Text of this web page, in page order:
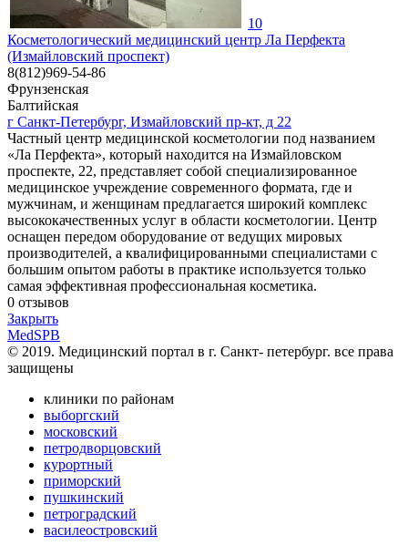
10
Косметологический медицинский центр Ла Перфекта
(Измайловский проспект)
8(812)969-54-86
Фрунзенская
Балтийская
г Санкт-Петербург, Измайловский пр-кт, д 22
Частный центр медицинской косметологии под названием
«Ла Перфекта», который находится на Измайловском
проспекте, 22, представляет собой специализированное
медицинское учреждение современного формата, где и
мужчинам, и женщинам предлагается широкий комплекс
высококачественных услуг в области косметологии. Центр
оснащен передом оборудование от ведущих мировых
производителей, а квалифицированными специалистами с
большим опытом работы в практике используется только
самая эффективная профессиональная косметика.
0 отзывов
Закрыть
MedSPB
© 2019. Медицинский портал в г. Санкт- петербург. все права
защищены
клиники по районам
выборгский
московский
петродворцовский
курортный
приморский
пушкинский
петроградский
василеостровский